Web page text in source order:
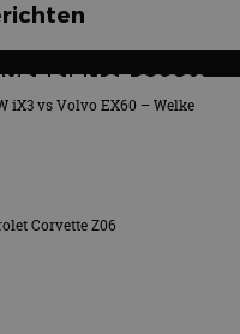
2026?
september
iX3 vs Volvo EX60 – Welke
Corvette Z06